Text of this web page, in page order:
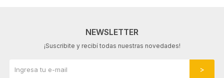
NEWSLETTER
¡Suscribite y recibí todas nuestras novedades!